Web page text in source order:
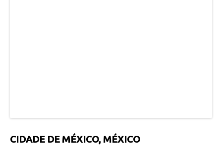
CIDADE DE MÉXICO, MÉXICO